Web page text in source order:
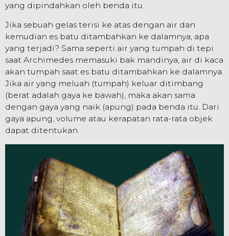
yang dipindahkan oleh benda itu.
Jika sebuah gelas terisi ke atas dengan air dan
kemudian es batu ditambahkan ke dalamnya, apa
yang terjadi? Sama seperti air yang tumpah di tepi
saat Archimedes memasuki bak mandinya, air di kaca
akan tumpah saat es batu ditambahkan ke dalamnya.
Jika air yang meluah (tumpah) keluar ditimbang
(berat adalah gaya ke bawah), maka akan sama
dengan gaya yang naik (apung) pada benda itu. Dari
gaya apung, volume atau kerapatan rata-rata objek
dapat ditentukan.